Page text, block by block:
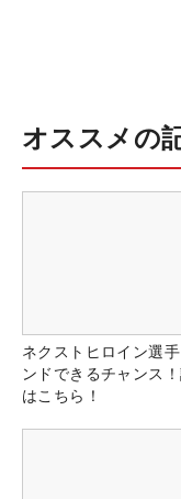
オススメの
ネクストヒロイン選
ンドできるチャンス！
はこちら！